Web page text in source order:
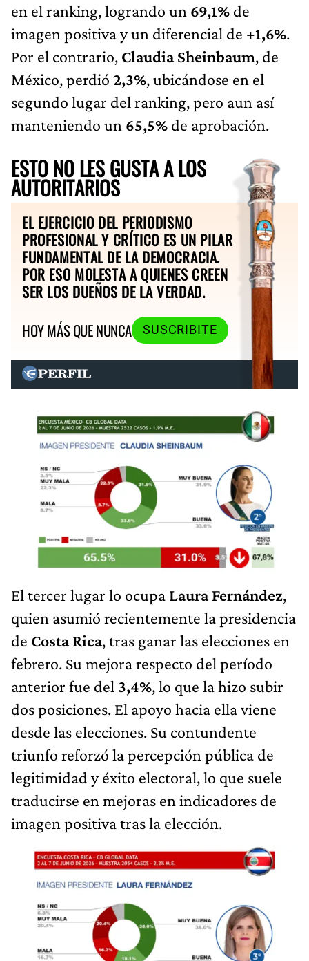
en el ranking, logrando un 69,1% de
imagen positiva y un diferencial de +1,6%.
Por el contrario, Claudia Sheinbaum, de
México, perdió 2,3%, ubicándose en el
segundo lugar del ranking, pero aun así
manteniendo un 65,5% de aprobación.
ESTO NO LES GUSTA A LOS
AUTORITARIOS
EL EJERCICIO DEL PERIODISMO
PROFESIONAL Y CRÍTICO ES UN PILAR
FUNDAMENTAL DE LA DEMOCRACIA.
POR ESO MOLESTA A QUIENES CREEN
SER LOS DUEÑOS DE LA VERDAD.
HOY MÁS QUE NUNCA
SUSCRIBITE
El tercer lugar lo ocupa Laura Fernández,
quien asumió recientemente la presidencia
de Costa Rica, tras ganar las elecciones en
febrero. Su mejora respecto del período
anterior fue del 3,4%, lo que la hizo subir
dos posiciones. El apoyo hacia ella viene
desde las elecciones. Su contundente
triunfo reforzó la percepción pública de
legitimidad y éxito electoral, lo que suele
traducirse en mejoras en indicadores de
imagen positiva tras la elección.